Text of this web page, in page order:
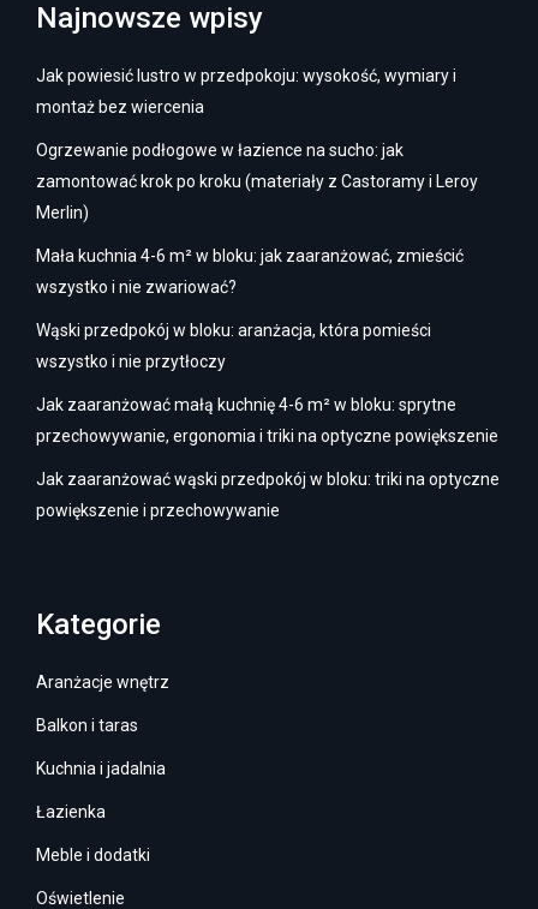
Najnowsze wpisy
Jak powiesić lustro w przedpokoju: wysokość, wymiary i
montaż bez wiercenia
Ogrzewanie podłogowe w łazience na sucho: jak
zamontować krok po kroku (materiały z Castoramy i Leroy
Merlin)
Mała kuchnia 4-6 m² w bloku: jak zaaranżować, zmieścić
wszystko i nie zwariować?
Wąski przedpokój w bloku: aranżacja, która pomieści
wszystko i nie przytłoczy
Jak zaaranżować małą kuchnię 4-6 m² w bloku: sprytne
przechowywanie, ergonomia i triki na optyczne powiększenie
Jak zaaranżować wąski przedpokój w bloku: triki na optyczne
powiększenie i przechowywanie
Kategorie
Aranżacje wnętrz
Balkon i taras
Kuchnia i jadalnia
Łazienka
Meble i dodatki
Oświetlenie